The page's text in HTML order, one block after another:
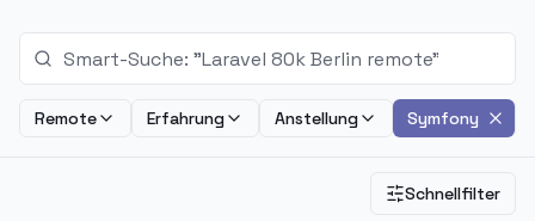
Remote Erfahrung Anstellung Symfony
Schnellfilter